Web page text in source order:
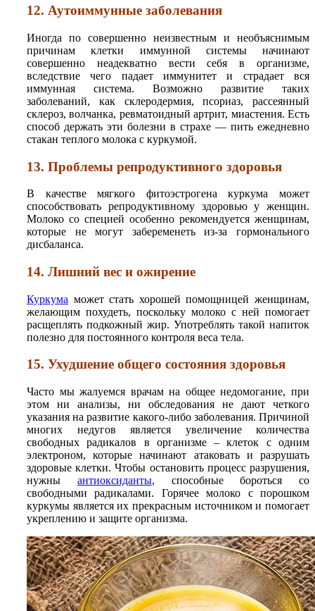
12. Аутоиммунные заболевания
Иногда по совершенно неизвестным и необъяснимым
причинам клетки иммунной системы начинают
совершенно неадекватно вести себя в организме,
вследствие чего падает иммунитет и страдает вся
иммунная система. Возможно развитие таких
заболеваний, как склеродермия, псориаз, рассеянный
склероз, волчанка, ревматоидный артрит, миастения. Есть
способ держать эти болезни в страхе — пить ежедневно
стакан теплого молока с куркумой.
13. Проблемы репродуктивного здоровья
В качестве мягкого фитоэстрогена куркума может
способствовать репродуктивному здоровью у женщин.
Молоко со специей особенно рекомендуется женщинам,
которые не могут забеременеть из-за гормонального
дисбаланса.
14. Лишний вес и ожирение
Куркума может стать хорошей помощницей женщинам,
желающим похудеть, поскольку молоко с ней помогает
расщеплять подкожный жир. Употреблять такой напиток
полезно для постоянного контроля веса тела.
15. Ухудшение общего состояния здоровья
Часто мы жалуемся врачам на общее недомогание, при
этом ни анализы, ни обследования не дают четкого
указания на развитие какого-либо заболевания. Причиной
многих недугов является увеличение количества
свободных радикалов в организме – клеток с одним
электроном, которые начинают атаковать и разрушать
здоровые клетки. Чтобы остановить процесс разрушения,
нужны антиоксиданты, способные бороться со
свободными радикалами. Горячее молоко с порошком
куркумы является их прекрасным источником и помогает
укреплению и защите организма.